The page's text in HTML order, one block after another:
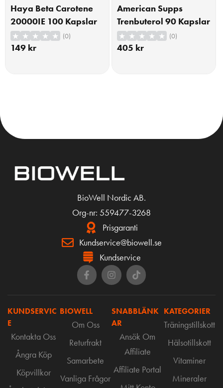
Haya Beta Carotene
20000IE 100 Kapslar
(0)
149 kr
American Supps
Trenbuterol 90 Kapslar
(0)
405 kr
BioWell Nordic AB.
Org-nr: 559477-3268
Prisgaranti
Kundservice@biowell.se
Kundservice
KUNDSERVIC
E
Kontakta Oss
Ångra Köp
Köpvillkor
BIOWELL
Om Oss
Returfrakt
Samarbete
Vanliga Frågor
SNABBLÄNK
AR
Ansök Om
Affiliate
Affiliate Portal
KATEGORIER
Träningstillskott
Hälsotillskott
Vitaminer
Mineraler